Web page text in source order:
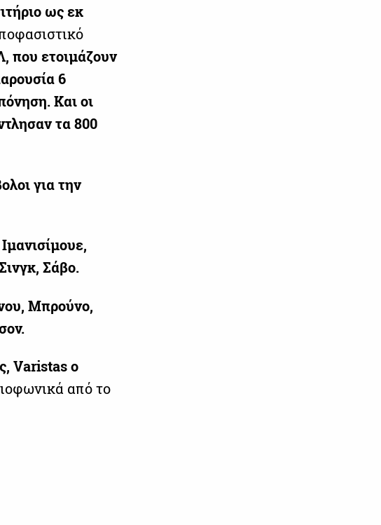
ως εκ
που ετοιμάζουν
6
Και οι
τα 800
για την
Ιμανισίμουε,
Σάβο.
Μπρούνο,
Varistaso
από το